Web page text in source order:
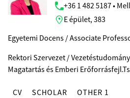
+36 1 482 5187 •
E épület, 383
Egyetemi Docens / Associate
Rektori Szervezet /
Magatartás és Emberi
CV SCHOLAR OTHER 1